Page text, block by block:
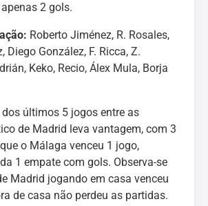
2 gols.
Roberto Jiménez, R. Rosales,
Diego González, F. Ricca, Z.
Keko, Recio, Álex Mula, Borja
últimos 5 jogos entre as
de Madrid leva vantagem, com 3
o Málaga venceu 1 jogo,
1 empate com gols. Observa-se
Madrid jogando em casa venceu
de casa não perdeu as partidas.